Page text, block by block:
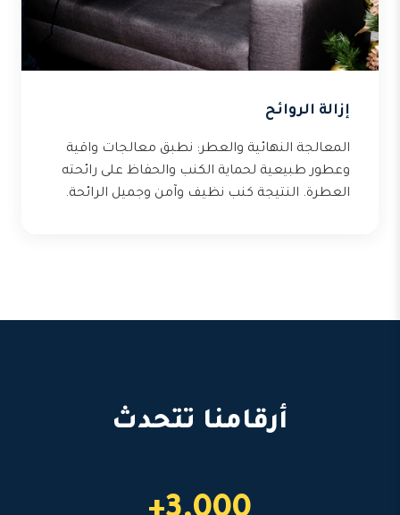
إزالة الروائح
المعالجة النهائية والعطر: نطبق معالجات واقية
وعطور طبيعية لحماية الكنب والحفاظ على رائحته
العطرة. النتيجة كنب نظيف وآمن وجميل الرائحة.
أرقامنا تتحدث